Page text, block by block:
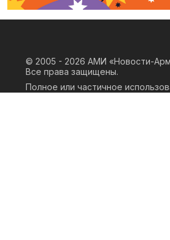
© 2005 - 2026 АМИ «Новости-
Все права защищены.
Полное или частичное